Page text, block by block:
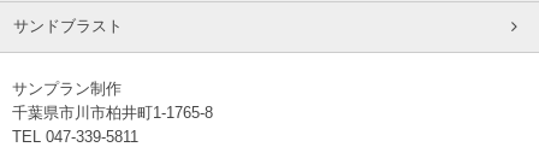
サンドブラスト
サンプラン制作
千葉県市川市柏井町1-1765-8
TEL 047-339-5811